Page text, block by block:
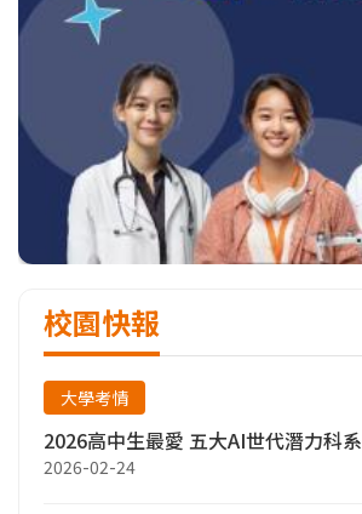
校園快報
大學考情
2026高中生最愛 五大AI世代潛力科系
2026-02-24